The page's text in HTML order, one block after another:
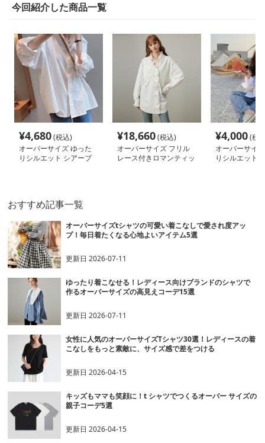
今回紹介した商品一覧
¥4,680(税込)
オーバーサイズ ゆった
りシルエット シアーブ
¥18,660(税込)
オーバーサイズ フリル
レース付きロマンティッ
¥4,000(税
オーバーサイ
りシルエット
おすすめ記事一覧
オーバーサイズtシャツの可愛い着こなしで愛され度アッ
プ！毎日着たくなる心地よいアイテム5選
更新日2026-07-11
ゆったり着こなせる！レディース向けブランドのシャツで
作るオーバーサイズの高見えコーデ15選
更新日2026-07-11
女性に人気のオーバーサイズTシャツ30選！レディースの着
こなしをもっと素敵に、サイズ感で差をつける
更新日2026-04-15
キッズもママも笑顔に！t シャツでつくるオーバー サイズの
親子コーデ5選
更新日2026-04-15